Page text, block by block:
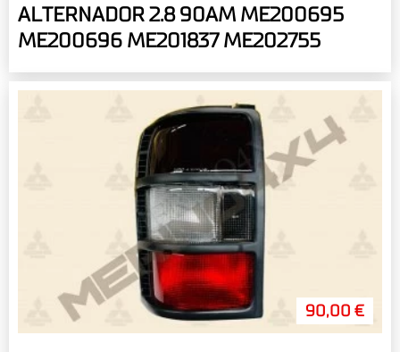
ALTERNADOR 2.8 90AM ME200695
ME200696 ME201837 ME202755
90,00 €